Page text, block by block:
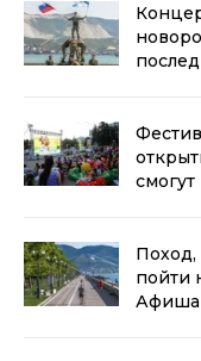
Поход,
пойти
Афиша